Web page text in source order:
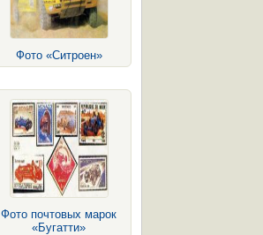
Фото «Ситроен»
Фото почтовых марок
«Бугатти»